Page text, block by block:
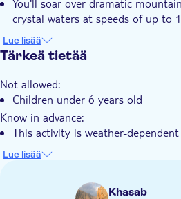
You'll soar over dramatic
crystal waters at speeds of up to
There will be a professional team
aspect of the experience
Lue lisää
Tärkeä tietää
Not allowed:
Children under 6 years old
Know in advance:
This activity is weather-dependent
Late arrivals may result in
Lue lisää
Khasab